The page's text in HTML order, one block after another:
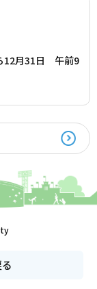
12月31日 午前9